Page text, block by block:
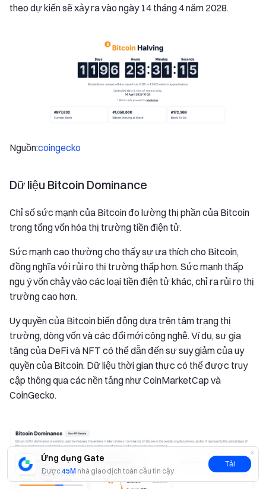
Ứng dụng Gate
Được45M nhà giao dịch toàn cầu tin cậy
Tải
theo dự kiến sẽ xảy ra vào ngày 14 tháng 4 năm 2028.
Nguồn:coingecko
Dữ liệu Bitcoin Dominance
Chỉ số sức mạnh của Bitcoin đo lường thị phần của Bitcoin
trong tổng vốn hóa thị trường tiền điện tử.
Sức mạnh cao thường cho thấy sự ưa thích cho Bitcoin,
đồng nghĩa với rủi ro thị trường thấp hơn. Sức mạnh thấp
ngụ ý vốn chảy vào các loại tiền điện tử khác, chỉ ra rủi ro thị
trường cao hơn.
Uy quyền của Bitcoin biến động dựa trên tâm trạng thị
trường, dòng vốn và các đổi mới công nghệ. Ví dụ, sự gia
tăng của DeFi và NFT có thể dẫn đến sự suy giảm của uy
quyền của Bitcoin. Dữ liệu thời gian thực có thể được truy
cập thông qua các nền tảng như CoinMarketCap và
CoinGecko.